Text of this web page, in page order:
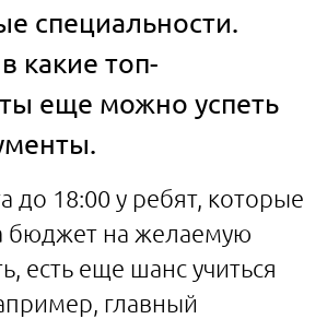
специальности.
какие топ-
еще можно успеть
до 18:00 у ребят, которые
бюджет на желаемую
есть еще шанс учиться
главный